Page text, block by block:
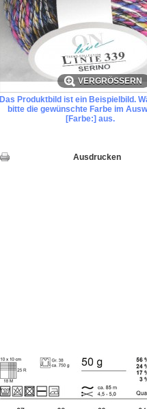
VERGRÖSSERN
Das Produktbild ist ein Beispielbild.
bitte die gewünschte Farbe im
[Farbe:] aus.
Ausdrucken